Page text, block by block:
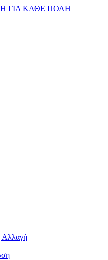
ΓΙΑ ΚΑΘΕ ΠΟΛΗ
Αλλαγή